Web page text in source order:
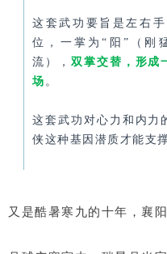
这套武功要旨是左右
位，一掌为“阳”（刚
流）， 双掌交替，形成
场 。
这套武功对心力和内力
侠这种基因潜质才能支撑
又是酷暑寒九的十年，襄